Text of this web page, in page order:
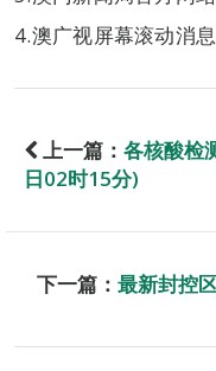
4.澳广视屏幕滚动消息
上一篇： 各核酸检
日02时15分)
下一篇： 最新封控